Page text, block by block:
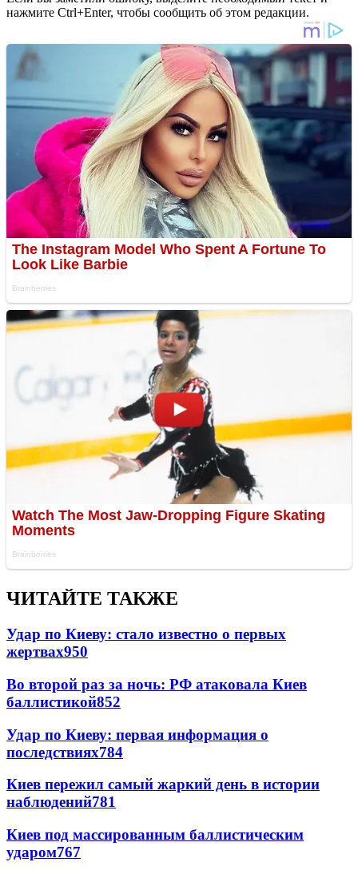
нажмите Ctrl+Enter, чтобы сообщить об этом редакции.
ЧИТАЙТЕ ТАКЖЕ
Удар по Киеву: стало известно о первых
жертвах950
Во второй раз за ночь: РФ атаковала Киев
баллистикой852
Удар по Киеву: первая информация о
последствиях784
Киев пережил самый жаркий день в истории
наблюдений781
Киев под массированным баллистическим
ударом767